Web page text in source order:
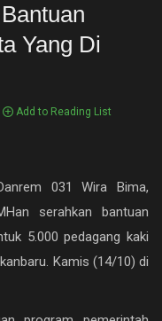
Yang Di
Add to Reading List
031 Wira Bima,
serahkan bantuan
5.000 pedagang kaki
Kamis (14/10) di